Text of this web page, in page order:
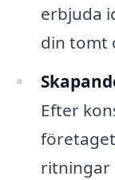
erbjuda
din tomt
Efter
ritningar